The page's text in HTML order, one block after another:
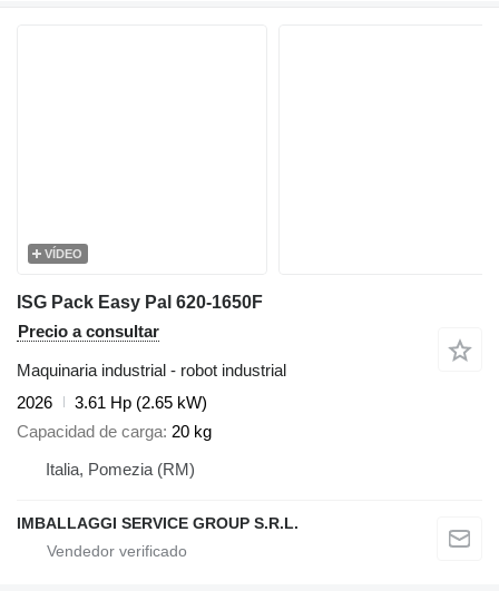
VÍDEO
ISG Pack Easy Pal 620-1650F
Precio a consultar
Maquinaria industrial - robot industrial
2026
3.61 Hp (2.65 kW)
Capacidad de carga 20 kg
Italia, Pomezia (RM)
IMBALLAGGI SERVICE GROUP S.R.L.